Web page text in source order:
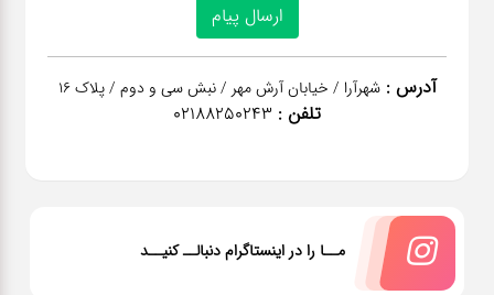
آدرس : شهرآرا / خیابان آرش مهر / نبش سی و دوم / پلاک 16
تلفن : 02188250243
مــا را در اینستاگرام دنبالــ کنیــد